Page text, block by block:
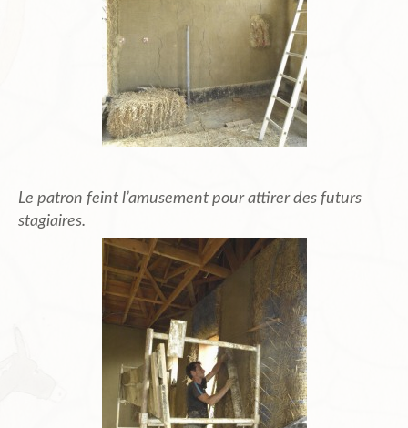
Le patron feint l’amusement pour attirer des futurs
stagiaires.